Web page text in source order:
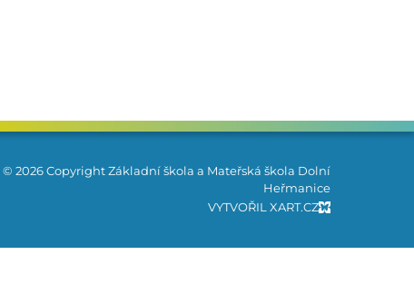
© 2026 Copyright Základní škola a Mateřská škola Dolní
Heřmanice
VYTVOŘIL XART.CZ